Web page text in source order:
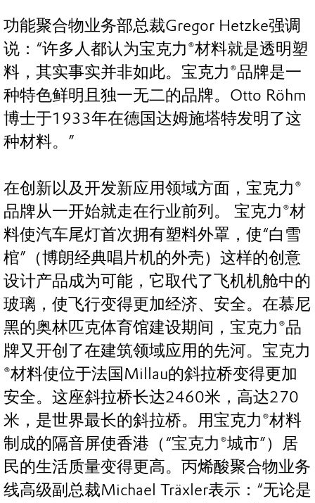
功能聚合物业务部总裁Gregor Hetzke强调
说：“许多人都认为宝克力®材料就是透明塑
料，其实事实并非如此。宝克力®品牌是一
种特色鲜明且独一无二的品牌。Otto Röhm
博士于1933年在德国达姆施塔特发明了这
种材料。”
在创新以及开发新应用领域方面，宝克力®
品牌从一开始就走在行业前列。 宝克力®材
料使汽车尾灯首次拥有塑料外罩，使“白雪
棺”（博朗经典唱片机的外壳）这样的创意
设计产品成为可能，它取代了飞机机舱中的
玻璃，使飞行变得更加经济、安全。在慕尼
黑的奥林匹克体育馆建设期间，宝克力®品
牌又开创了在建筑领域应用的先河。宝克力
®材料使位于法国Millau的斜拉桥变得更加
安全。这座斜拉桥长达2460米，高达270
米，是世界最长的斜拉桥。用宝克力®材料
制成的隔音屏使香港（“宝克力®城市”）居
民的生活质量变得更高。丙烯酸聚合物业务
线高级副总裁Michael Träxler表示：“无论是